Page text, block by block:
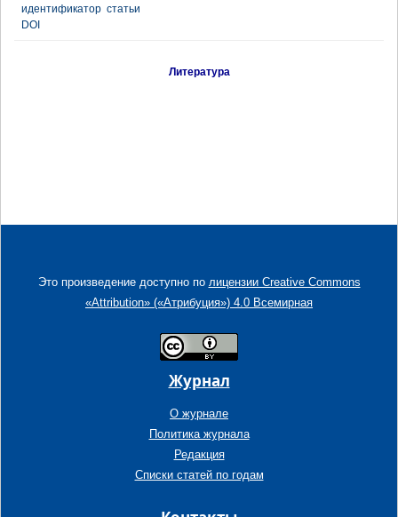
идентификатор статьи
DOI
Литература
Это произведение доступно по лицензии Creative Commons
«Attribution» («Атрибуция») 4.0 Всемирная
Журнал
О журнале
Политика журнала
Редакция
Списки статей по годам